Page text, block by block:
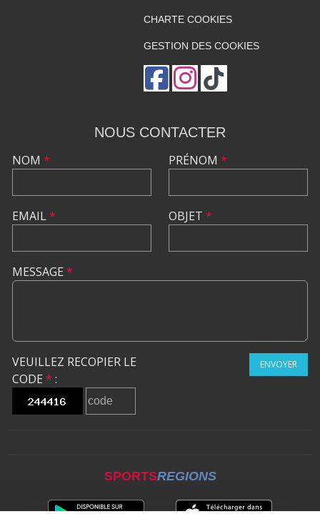
CHARTE COOKIES
GESTION DES COOKIES
NOUS CONTACTER
NOM *
EMAIL*
PRÉNOM *
OBJET *
MESSAGE *
VEUILLEZ RECOPIER LE
CODE * :
ENVOYER
SPORTSREGIONS